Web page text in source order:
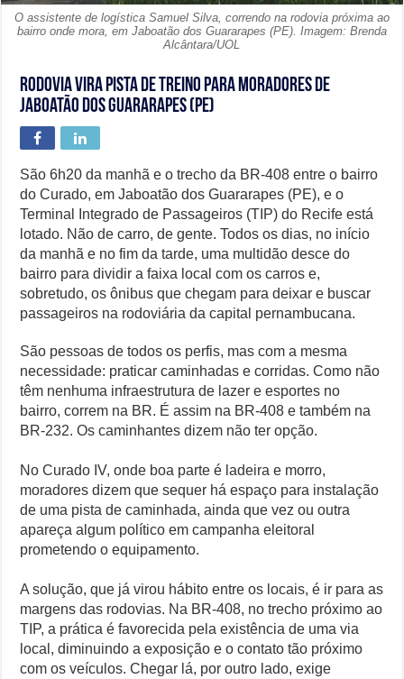
O assistente de logística Samuel Silva, correndo na rodovia próxima ao
bairro onde mora, em Jaboatão dos Guararapes (PE). Imagem: Brenda
Alcântara/UOL
Rodovia vira pista de treino para moradores de
Jaboatão dos Guararapes (PE)
São 6h20 da manhã e o trecho da BR-408 entre o bairro
do Curado, em Jaboatão dos Guararapes (PE), e o
Terminal Integrado de Passageiros (TIP) do Recife está
lotado. Não de carro, de gente. Todos os dias, no início
da manhã e no fim da tarde, uma multidão desce do
bairro para dividir a faixa local com os carros e,
sobretudo, os ônibus que chegam para deixar e buscar
passageiros na rodoviária da capital pernambucana.
São pessoas de todos os perfis, mas com a mesma
necessidade: praticar caminhadas e corridas. Como não
têm nenhuma infraestrutura de lazer e esportes no
bairro, correm na BR. É assim na BR-408 e também na
BR-232. Os caminhantes dizem não ter opção.
No Curado IV, onde boa parte é ladeira e morro,
moradores dizem que sequer há espaço para instalação
de uma pista de caminhada, ainda que vez ou outra
apareça algum político em campanha eleitoral
prometendo o equipamento.
A solução, que já virou hábito entre os locais, é ir para as
margens das rodovias. Na BR-408, no trecho próximo ao
TIP, a prática é favorecida pela existência de uma via
local, diminuindo a exposição e o contato tão próximo
com os veículos. Chegar lá, por outro lado, exige